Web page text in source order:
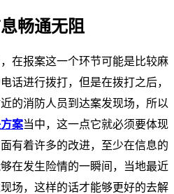
畅通无阻
在报案这一个环节可能是比较麻
话进行拨打，但是在拨打之后，
的消防人员到达案发现场，所以
案当中，这一点它就必须要体现
有着许多的改进，至少在信息的
在发生险情的一瞬间，当地最近
场，这样的话才能够更好的去解